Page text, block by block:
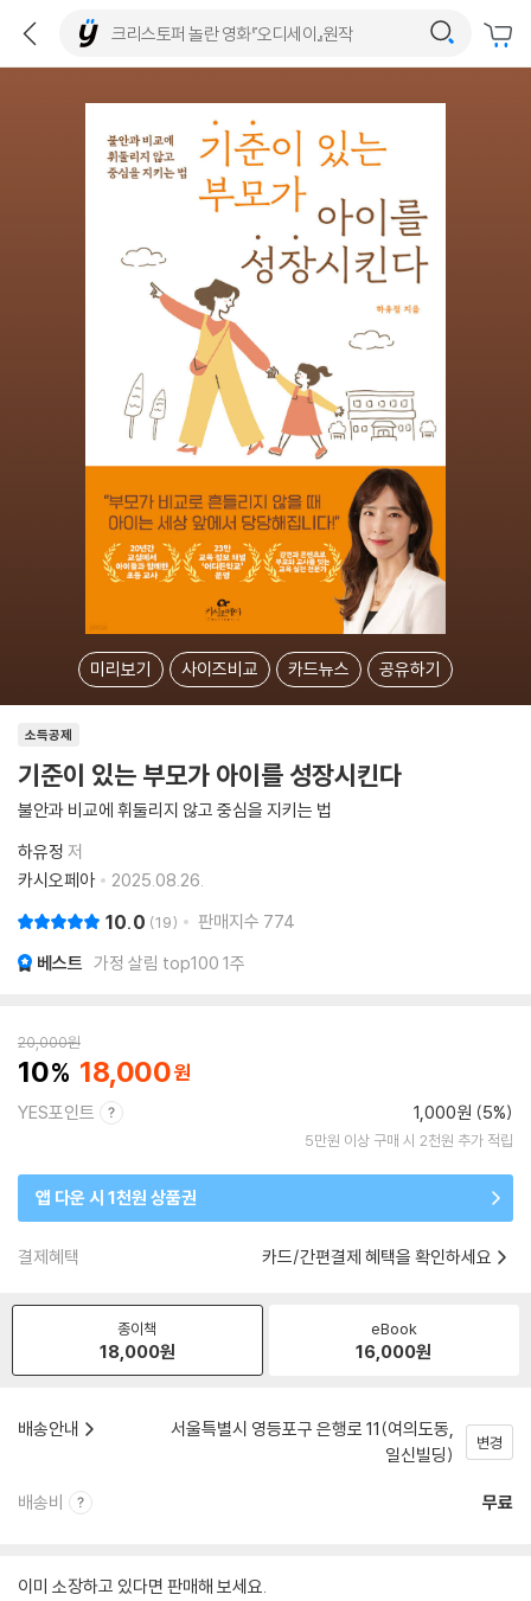
미리보기 사이즈비교 카드뉴스 공유하기
소득공제
기준이 있는 부모가 아이를 성장시킨다
불안과 비교에 휘둘리지 않고 중심을 지키는 법
하유정 저
카시오페아
2025.08.26.
10.0 19 판매지수 774
베스트 가정 살림 top100 1주
20,000원
10 18,000
YES포인트 1,000원 (5%)
5만원 이상 구매 시 2천원 추가 적립
앱 다운 시 1천원 상품권
결제혜택 카드/간편결제 혜택을 확인하세요
종이책
18,000원
eBook
16,000원
배송안내
서울특별시 영등포구 은행로 11(여의도동,
일신빌딩)
변경
배송비 무료
이미 소장하고 있다면 판매해 보세요.